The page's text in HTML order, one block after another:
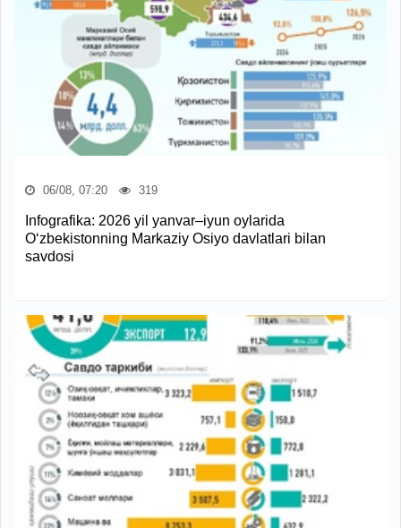
06/08, 07:20 319
Infografika: 2026 yil yanvar–iyun oylarida
O‘zbekistonning Markaziy Osiyo davlatlari bilan
savdosi